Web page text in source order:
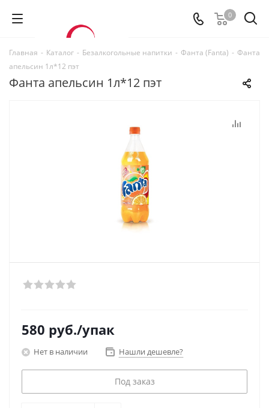
0
Главная - Каталог - Безалкогольные напитки - Фанта (Fanta) - Фанта
апельсин 1л*12 пэт
Фанта апельсин 1л*12 пэт
580 руб./упак
Нет в наличии Нашли дешевле?
Под заказ